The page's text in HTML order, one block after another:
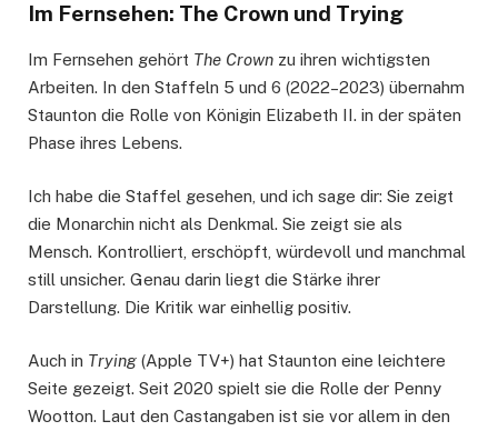
Im Fernsehen: The Crown und Trying
Im Fernsehen gehört The Crown zu ihren wichtigsten
Arbeiten. In den Staffeln 5 und 6 (2022–2023) übernahm
Staunton die Rolle von Königin Elizabeth II. in der späten
Phase ihres Lebens.
Ich habe die Staffel gesehen, und ich sage dir: Sie zeigt
die Monarchin nicht als Denkmal. Sie zeigt sie als
Mensch. Kontrolliert, erschöpft, würdevoll und manchmal
still unsicher. Genau darin liegt die Stärke ihrer
Darstellung. Die Kritik war einhellig positiv.
Auch in Trying (Apple TV+) hat Staunton eine leichtere
Seite gezeigt. Seit 2020 spielt sie die Rolle der Penny
Wootton. Laut den Castangaben ist sie vor allem in den